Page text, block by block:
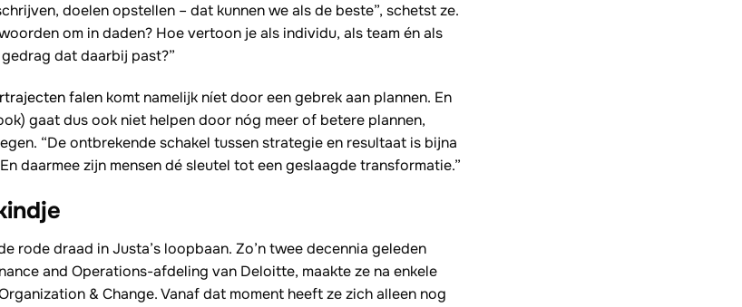
doelen opstellen – dat kunnen we als de beste”, schetst ze.
om in daden? Hoe vertoon je als individu, als team én als
dat daarbij past?”
falen komt namelijk níet door een gebrek aan plannen. En
gaat dus ook niet helpen door nóg meer of betere plannen,
“De ontbrekende schakel tussen strategie en resultaat is bijna
daarmee zijn mensen dé sleutel tot een geslaagde transformatie.”
rode draad in Justa’s loopbaan. Zo’n twee decennia geleden
and Operations-afdeling van Deloitte, maakte ze na enkele
& Change. Vanaf dat moment heeft ze zich alleen nog